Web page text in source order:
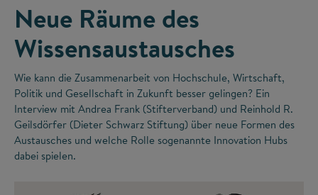
Neue Räume des
Wissensaustausches
Wie kann die Zusammenarbeit von Hochschule, Wirtschaft,
Politik und Gesellschaft in Zukunft besser gelingen? Ein
Interview mit Andrea Frank (Stifterverband) und Reinhold R.
Geilsdörfer (Dieter Schwarz Stiftung) über neue Formen des
Austausches und welche Rolle sogenannte Innovation Hubs
dabei spielen.